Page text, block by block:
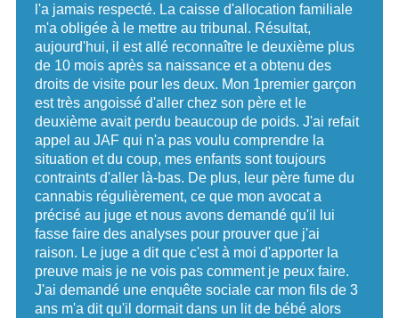
l'a jamais respecté. La caisse d'allocation familiale
m'a obligée à le mettre au tribunal. Résultat,
aujourd'hui, il est allé reconnaître le deuxième plus
de 10 mois après sa naissance et a obtenu des
droits de visite pour les deux. Mon 1premier garçon
est très angoissé d'aller chez son père et le
deuxième avait perdu beaucoup de poids. J'ai refait
appel au JAF qui n'a pas voulu comprendre la
situation et du coup, mes enfants sont toujours
contraints d'aller là-bas. De plus, leur père fume du
cannabis régulièrement, ce que mon avocat a
précisé au juge et nous avons demandé qu'il lui
fasse faire des analyses pour prouver que j'ai
raison. Le juge a dit que c'est à moi d'apporter la
preuve mais je ne vois pas comment je peux faire.
J'ai demandé une enquête sociale car mon fils de 3
ans m'a dit qu'il dormait dans un lit de bébé alors